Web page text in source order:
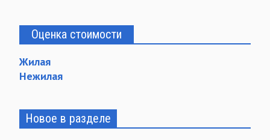
Оценка стоимости
Жилая
Нежилая
Новое в разделе